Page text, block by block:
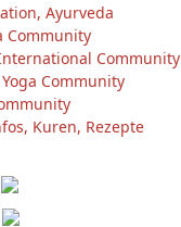
Ayurveda
Community
Community
Community
Kuren, Rezepte